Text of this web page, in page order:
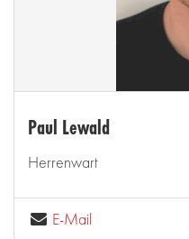
Paul Lewald
Herrenwart
E-Mail